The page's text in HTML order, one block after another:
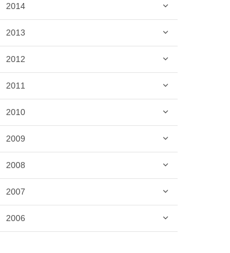
2014
2013
2012
2011
2010
2009
2008
2007
2006